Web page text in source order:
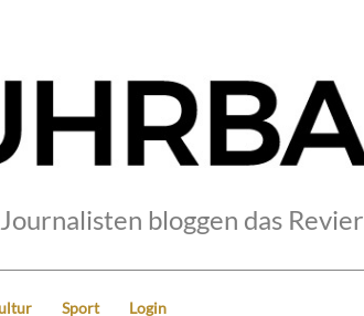
Journalisten bloggen das Revier
Sport Login